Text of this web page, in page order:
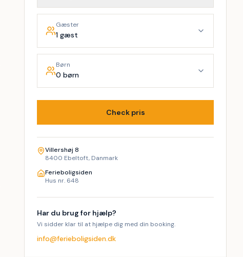
Gæster
1 gæst
Børn
0 børn
Check pris
Villershøj 8
8400 Ebeltoft, Danmark
Ferieboligsiden
Hus nr. 648
Har du brug for hjælp?
Vi sidder klar til at hjælpe dig med din booking.
info@ferieboligsiden.dk